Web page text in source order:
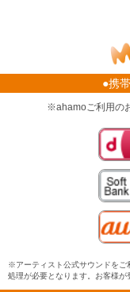
●携
※ahamoご利用の
※アーティスト公式サウンドをご
処理が必要となります。お客様が